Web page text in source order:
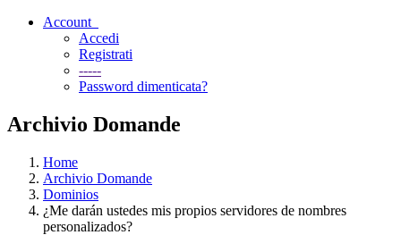
Account
Accedi
Registrati
-----
Password dimenticata?
Archivio Domande
Home
Archivio Domande
Dominios
¿Me darán ustedes mis propios servidores de nombres
personalizados?